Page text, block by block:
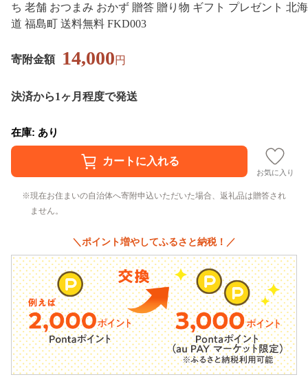
ち 老舗 おつまみ おかず 贈答 贈り物 ギフト プレゼント 北海
道 福島町 送料無料 FKD003
寄附金額 14,000円
決済から1ヶ月程度で発送
在庫: あり
お気に入り
現在お住まいの自治体へ寄附申込いただいた場合、返礼品は贈答され
ません。
＼ポイント増やしてふるさと納税！／